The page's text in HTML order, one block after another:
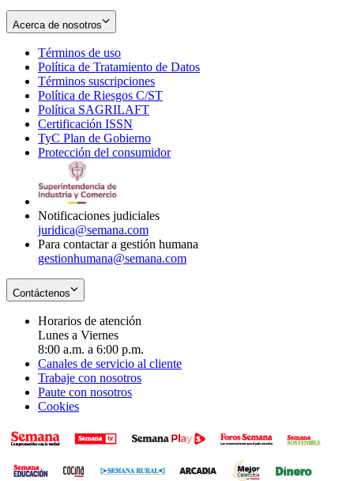
Acerca de nosotros
Términos de uso
in
new
window
Política de Tratamiento de Datos
Términos suscripciones
in
Política de Riesgos C/ST
Política SAGRILAFT
new
window
Certificación ISSN
in
new
TyC Plan de Gobierno
in
Protección del consumidorOpens
Notificaciones judiciales
juridica@semana.com
Para contactar a gestión humana
gestionhumana@semana.com
Contáctenos
Horarios de atención
Lunes a Viernes
8:00 a.m. a 6:00 p.m.
Canales de servicio al cliente
Trabaje con nosotros
Paute con nosotros
Cookies